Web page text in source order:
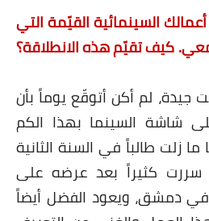
السينمائية القيّمة التي
كيف تقيّم هذه الانطلاقة؟
جيدة، لم أكن أتوقّع يوماً بأن
شاشة السينما بهذا الكم
ما زلت طالباً في السنة الثانية
سررت كثيراً بعد عرضه على
دمشق، ويعود الفضل أيضاً